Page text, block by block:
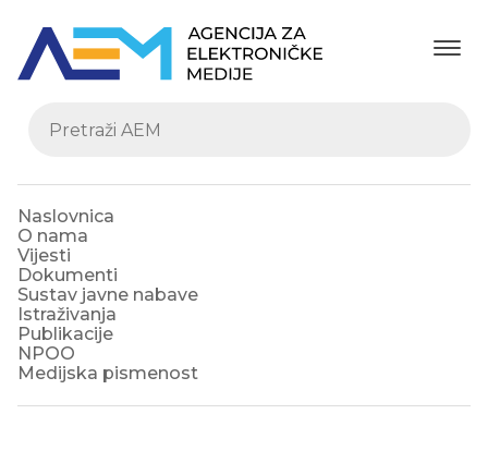
Naslovnica
O nama
Vijesti
Dokumenti
Sustav javne nabave
Istraživanja
Publikacije
NPOO
Medijska pismenost